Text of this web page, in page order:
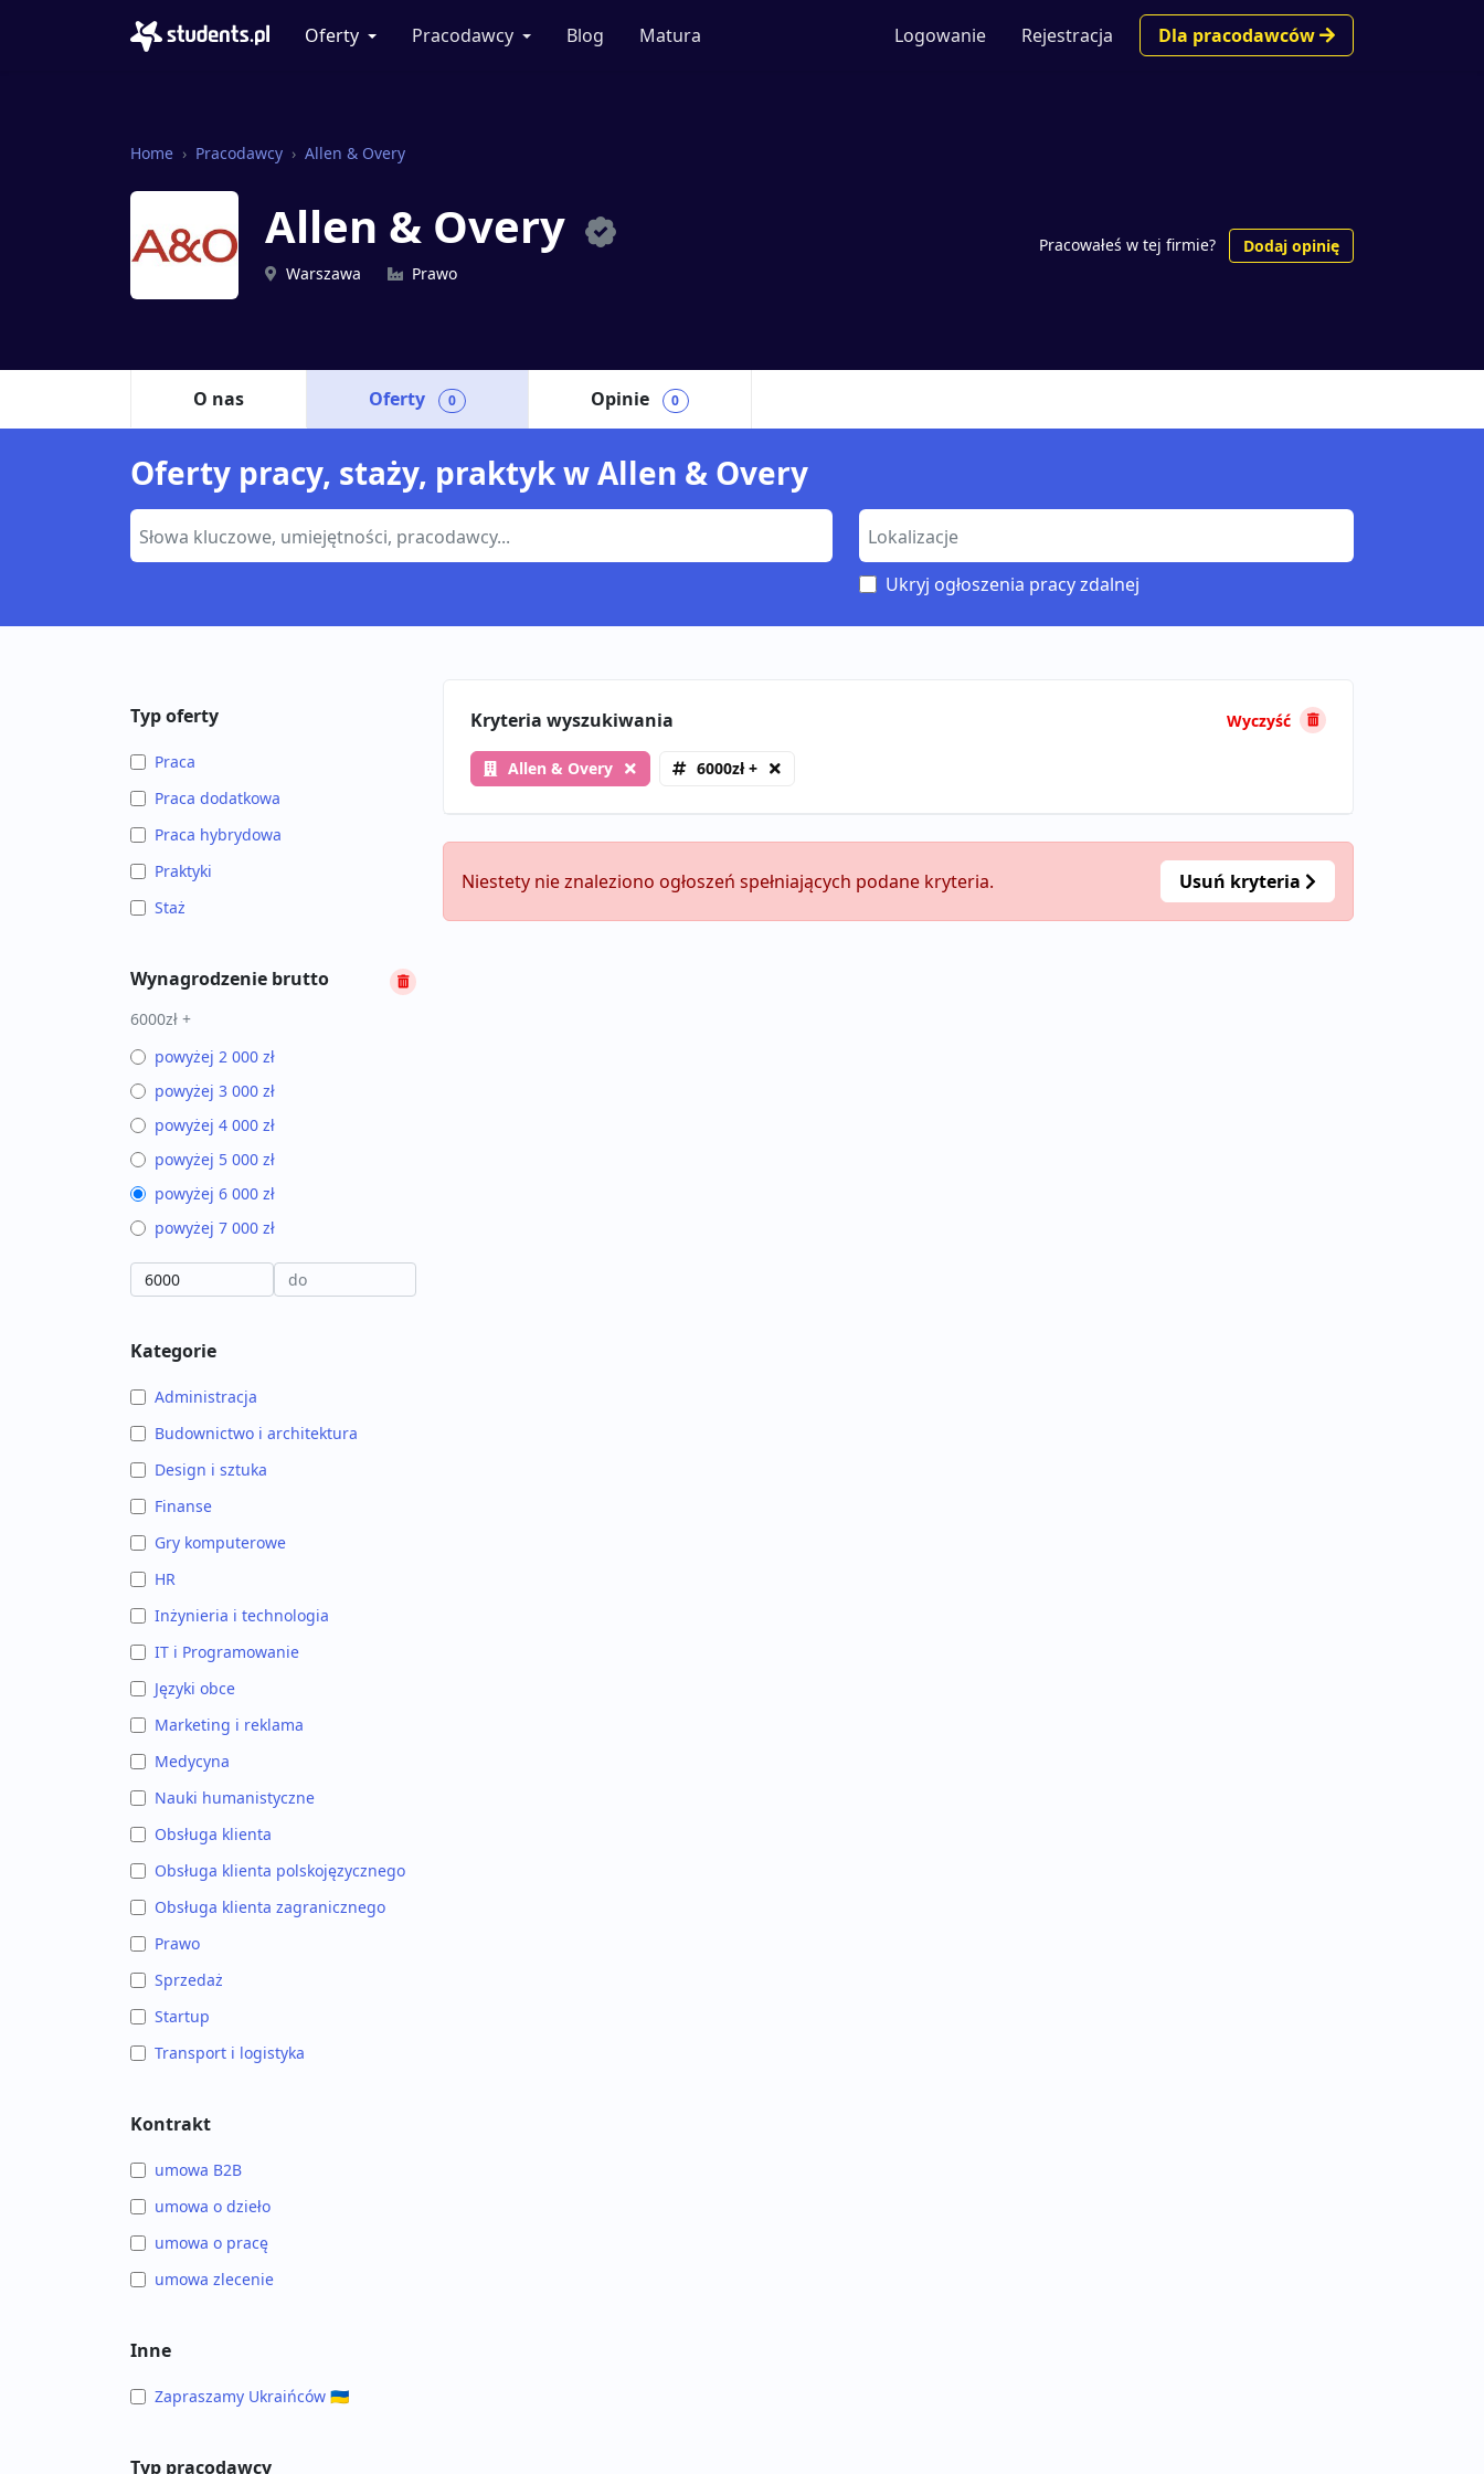
Oferty Pracodawcy Blog Matura Logowanie Rejestracja Dla pracodawców
Home Pracodawcy Allen & Overy
Allen & Overy
Warszawa Prawo
Pracowałeś w tej firmie? Dodaj opinię
O nas Oferty 0 Opinie 0
Oferty pracy, staży, praktyk w Allen & Overy
Ukryj ogłoszenia pracy zdalnej
Typ oferty
Praca
Praca dodatkowa
Praca hybrydowa
Praktyki
Staż
Wynagrodzenie brutto
6000zł +
powyżej 2 000 zł
powyżej 3 000 zł
powyżej 4 000 zł
powyżej 5 000 zł
powyżej 6 000 zł
powyżej 7 000 zł
Kategorie
Administracja
Budownictwo i architektura
Design i sztuka
Finanse
Gry komputerowe
HR
Inżynieria i technologia
IT i Programowanie
Języki obce
Marketing i reklama
Medycyna
Nauki humanistyczne
Obsługa klienta
Obsługa klienta polskojęzycznego
Obsługa klienta zagranicznego
Prawo
Sprzedaż
Startup
Transport i logistyka
Kontrakt
umowa B2B
umowa o dzieło
umowa o pracę
umowa zlecenie
Inne
Zapraszamy Ukraińców 🇺🇦
Typ pracodawcy
Kryteria wyszukiwania Wyczyść
Allen & Overy 6000zł +
Niestety nie znaleziono ogłoszeń spełniających podane kryteria. Usuń kryteria